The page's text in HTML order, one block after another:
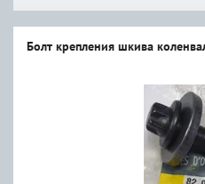
Болт крепления шкива